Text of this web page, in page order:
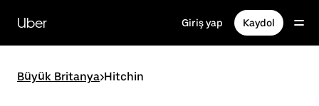
içeriğe
gidinUber Giriş yap Kaydol
Büyük Britanya>Hitchin